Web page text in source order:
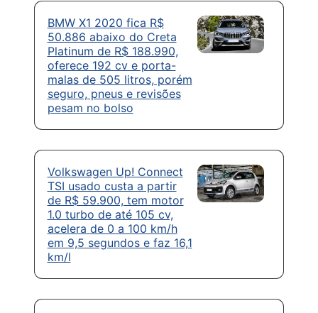
BMW X1 2020 fica R$
50.886 abaixo do Creta
Platinum de R$ 188.990,
oferece 192 cv e porta-
malas de 505 litros, porém
seguro, pneus e revisões
pesam no bolso
Volkswagen Up! Connect
TSI usado custa a partir
de R$ 59.900, tem motor
1.0 turbo de até 105 cv,
acelera de 0 a 100 km/h
em 9,5 segundos e faz 16,1
km/l